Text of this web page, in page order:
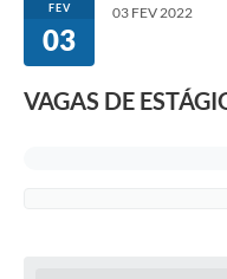
FEV
03
03 FEV 2022
VAGAS DE